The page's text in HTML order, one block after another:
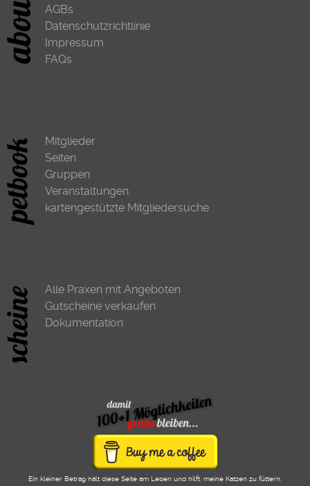
AGBs
Datenschutzrichtlinie
Impressum
FAQs
Mitglieder
Seiten
Gruppen
Veranstaltungen
kartengestützte Mitgliedersuche
Alle Praxen mit Angeboten
Gutscheine verkaufen
Dokumentation
Ein kleiner Betrag hält diese Seite am Leben und hilft, meine Katzen zu füttern.